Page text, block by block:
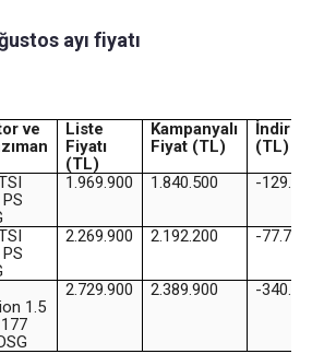
ayı fiyatı
ve
Liste
Fiyatı
(TL)
Kampanyalı
Fiyat (TL)
İndirim
(TL)
1.969.900 1.840.500 -129.400
2.269.900 2.192.200 -77.700
1.5
2.729.900 2.389.900 -340.000